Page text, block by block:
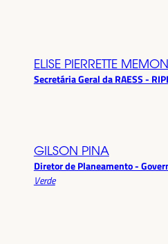
ELISE PIERRETTE
Secretária Geral da RAESS -
GILSON PINA
Diretor de Planeamento -
Verde